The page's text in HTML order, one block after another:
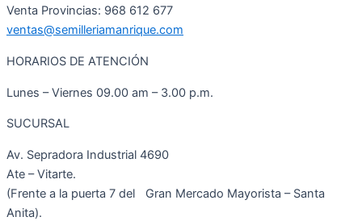
Venta Provincias: 968 612 677
ventas@semilleriamanrique.com
HORARIOS DE ATENCIÓN
Lunes – Viernes 09.00 am – 3.00 p.m.
SUCURSAL
Av. Sepradora Industrial 4690
Ate – Vitarte.
(Frente a la puerta 7 del Gran Mercado Mayorista – Santa
Anita).